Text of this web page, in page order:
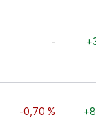
-
-0,70 %